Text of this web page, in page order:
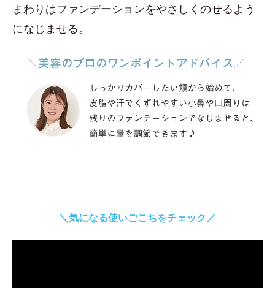
まわりはファンデーションをやさしくのせるよう
になじませる。
＼気になる使いごこちをチェック／